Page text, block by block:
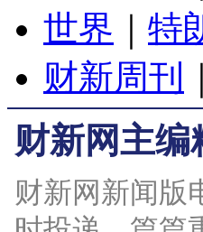
世界
特
财新周刊
财新网主编
财新网新闻版